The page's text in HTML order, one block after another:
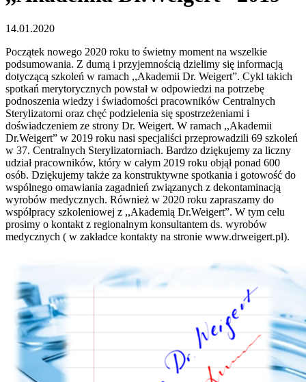
14.01.2020
Początek nowego 2020 roku to świetny moment na wszelkie
podsumowania. Z dumą i przyjemnością dzielimy się informacją
dotyczącą szkoleń w ramach ,,Akademii Dr. Weigert”. Cykl takich
spotkań merytorycznych powstał w odpowiedzi na potrzebę
podnoszenia wiedzy i świadomości pracowników Centralnych
Sterylizatorni oraz chęć podzielenia się spostrzeżeniami i
doświadczeniem ze strony Dr. Weigert. W ramach ,,Akademii
Dr.Weigert” w 2019 roku nasi specjaliści przeprowadzili 69 szkoleń
w 37. Centralnych Sterylizatorniach. Bardzo dziękujemy za liczny
udział pracowników, który w całym 2019 roku objął ponad 600
osób. Dziękujemy także za konstruktywne spotkania i gotowość do
wspólnego omawiania zagadnień związanych z dekontaminacją
wyrobów medycznych. Również w 2020 roku zapraszamy do
współpracy szkoleniowej z ,,Akademią Dr.Weigert”. W tym celu
prosimy o kontakt z regionalnym konsultantem ds. wyrobów
medycznych ( w zakładce kontakty na stronie www.drweigert.pl).